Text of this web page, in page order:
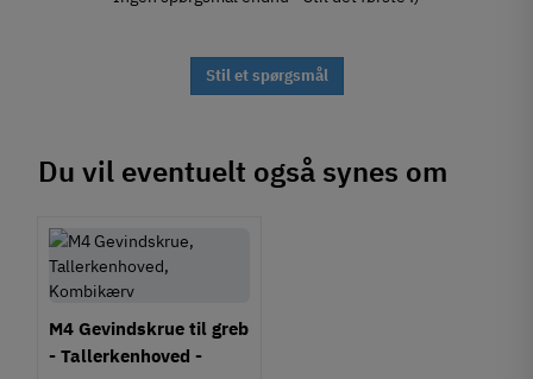
Stil et spørgsmål
Du vil eventuelt også synes om
M4 Gevindskrue til greb
- Tallerkenhoved -